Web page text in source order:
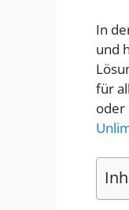
In
und
für
oder